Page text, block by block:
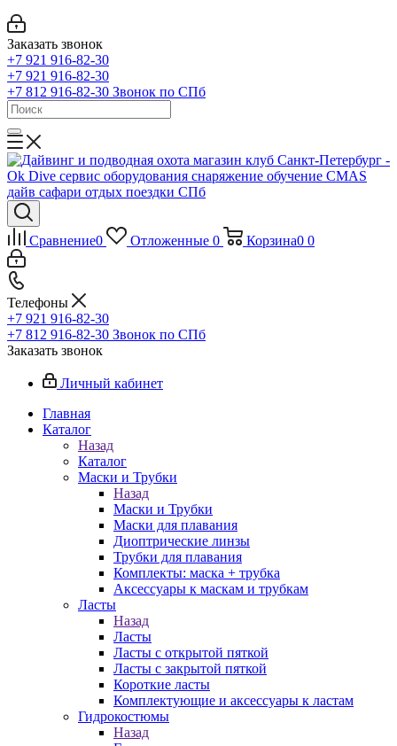
Заказать звонок
+7 921 916-82-30
+7 921 916-82-30
+7 812 916-82-30 Звонок по СПб
Сравнение0 Отложенные 0 Корзина0 0
Телефоны
+7 921 916-82-30
+7 812 916-82-30 Звонок по СПб
Заказать звонок
Личный кабинет
Главная
Каталог
Назад
Каталог
Маски и Трубки
Назад
Маски и Трубки
Маски для плавания
Диоптрические линзы
Трубки для плавания
Комплекты: маска + трубка
Аксессуары к маскам и трубкам
Ласты
Назад
Ласты
Ласты с открытой пяткой
Ласты с закрытой пяткой
Короткие ласты
Комплектующие и аксессуары к ластам
Гидрокостюмы
Назад